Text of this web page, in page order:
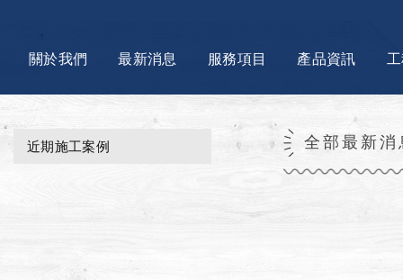
關於我們 最新消息 服務項目 產品資訊
近期施工案例 全部最新消